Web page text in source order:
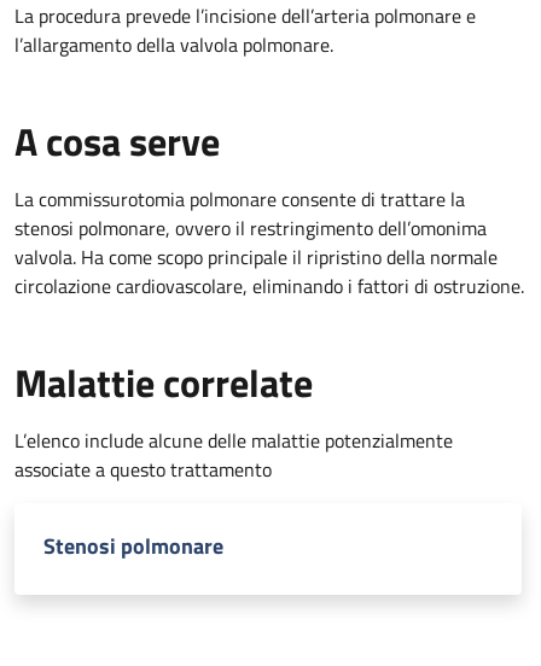
La procedura prevede l’incisione dell’arteria polmonare e
l’allargamento della valvola polmonare.
A cosa serve
La commissurotomia polmonare consente di trattare la
stenosi polmonare, ovvero il restringimento dell’omonima
valvola. Ha come scopo principale il ripristino della normale
circolazione cardiovascolare, eliminando i fattori di ostruzione.
Malattie correlate
L’elenco include alcune delle malattie potenzialmente
associate a questo trattamento
Stenosi polmonare